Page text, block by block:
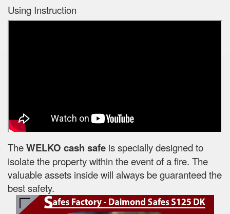
Using Instruction
TheWELKO cash safe is specially designed to
isolate the property within the event of a fire. The
valuable assets inside will always be guaranteed the
best safety.